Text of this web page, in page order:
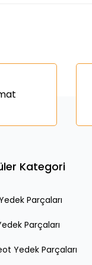
Kategori
Parçaları
Parçaları
Yedek Parçaları